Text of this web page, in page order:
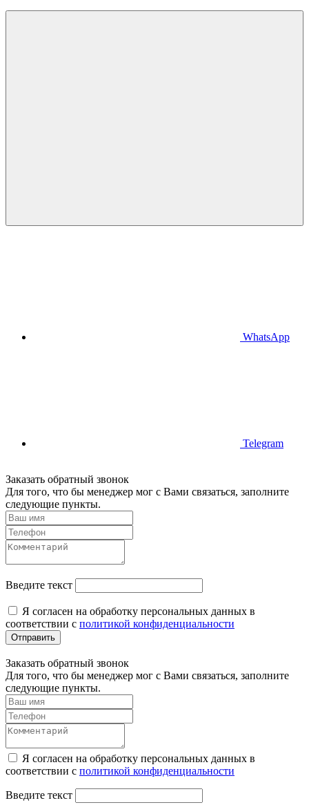
WhatsApp
Telegram
Заказать обратный звонок
Для того, что бы менеджер мог с Вами связаться, заполните
следующие пункты.
Введите текст
Я согласен на обработку персональных данных в
соответствии с политикой конфиденциальности
Отправить
Заказать обратный звонок
Для того, что бы менеджер мог с Вами связаться, заполните
следующие пункты.
Я согласен на обработку персональных данных в
соответствии с политикой конфиденциальности
Введите текст